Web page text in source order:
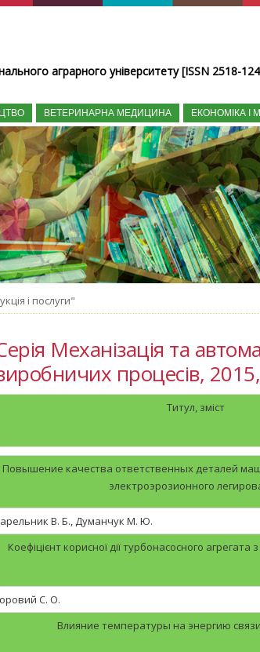
аграрного університету [ISSN 2518-
ВЕТЕРИНАРНА МЕДИЦИНА ЕКОНОМІКА І
і послуги"
Механізація та
процесів,
Титул, зміст
Повышение качества ответственных деталей
электроэрозионного
В. Б., Думанчук М. Ю.
Коефіцієнт корисної дії турбонасосного
С. О.
Влияние температуры на энергию